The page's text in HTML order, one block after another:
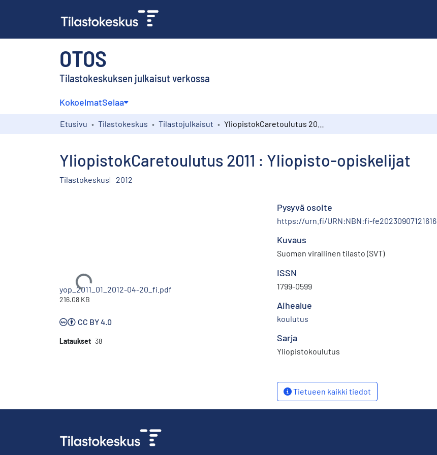
OTOS
Tilastokeskuksen julkaisut verkossa
KokoelmatSelaa
Etusivu Tilastokeskus Tilastojulkaisut
YliopistokCaretoulutus 2011 : Yliopisto-opiskelijat
Tilastokeskus 2012
Ladataan...
yop_2011_01_2012-04-20_fi.pdf
216.08 KB
CC BY 4.0
Lataukset 38
Pysyvä osoite
https://urn.fi/URN:NBN:fi-fe20230907121616
Kuvaus
Suomen virallinen tilasto (SVT)
ISSN
1799-0599
Aihealue
koulutus
Sarja
Yliopistokoulutus
Tietueen kaikki tiedot